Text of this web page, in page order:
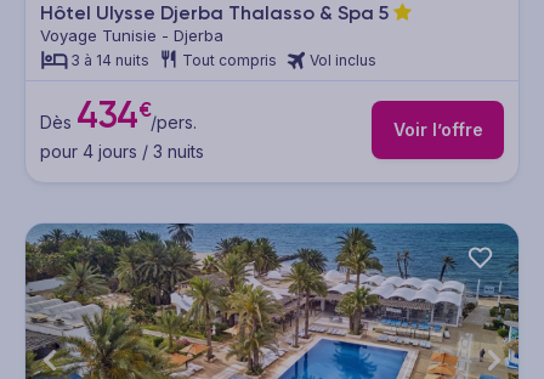
Hôtel Ulysse Djerba Thalasso & Spa 5
Voyage Tunisie - Djerba
3 à 14 nuits Tout compris Vol inclus
Dès 434€/pers.
pour 4 jours / 3 nuits
Voir l’offre